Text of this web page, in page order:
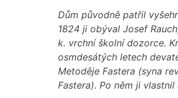
Dům původně patřil
1824 ji obýval Josef
k. vrchní školní dozorce.
osmdesátých letech
Metoděje Fastera (syna
Fastera). Po něm ji